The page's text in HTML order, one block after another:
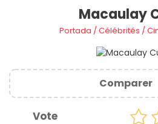
Macaulay
Portada /Célébrités /
Comparer
Vote